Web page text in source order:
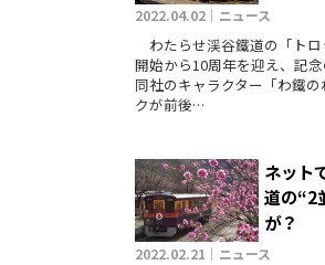
2022.04.02｜ニュース
わたらせ渓谷鐵道の「ト
開始から10周年を迎え、記
同社のキャラクター「わ鐵
クが前後…
ネット
道の“2
が？
2022.02.21｜ニュース